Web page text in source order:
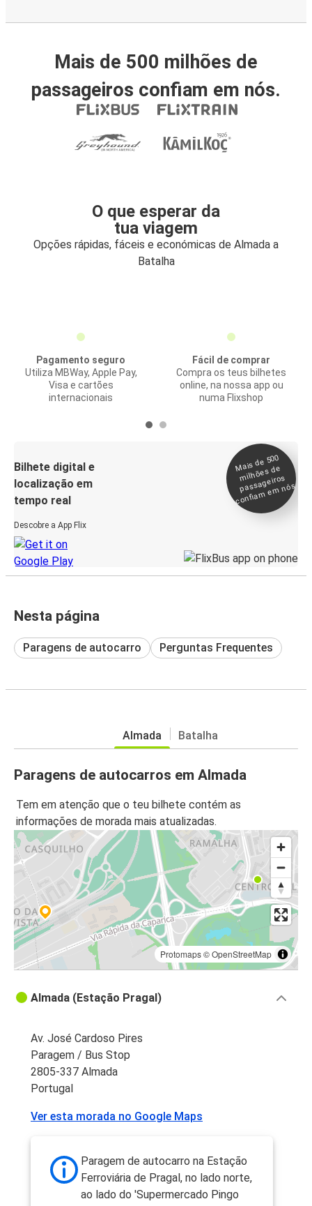
Mais de 500 milhões de
passageiros confiam em nós.
O que esperar da
tua viagem
Opções rápidas, fáceis e económicas de Almada a
Batalha
Pagamento seguro
Utiliza MBWay, Apple Pay,
Visa e cartões
internacionais
Fácil de comprar
Compra os teus bilhetes
online, na nossa app ou
numa Flixshop
Bilhete digital e
localização em
tempo real
Descobre a App Flix
Mais de 500
milhões de
passageiros
confia
m e
m nós
Nesta página
Paragens de autocarro Perguntas Frequentes
Almada Batalha
Paragens de autocarros em Almada
Tem em atenção que o teu bilhete contém as
informações de morada mais atualizadas.
Protomaps©OpenStreetMap
Almada (Estação Pragal)
Av. José Cardoso Pires
Paragem / Bus Stop
2805-337 Almada
Portugal
Ver esta morada no Google Maps
Paragem de autocarro na Estação
Ferroviária de Pragal, no lado norte,
ao lado do 'Supermercado Pingo